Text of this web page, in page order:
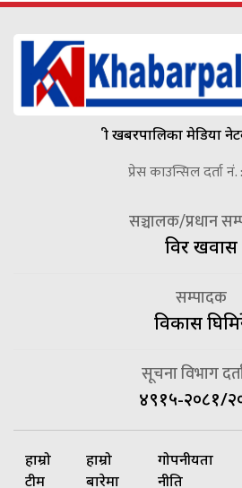
श्री खबरपालिका मेडिया
प्रेस काउन्सिल दर्ता
सञ्चालक/प्रधान
विदुर खवास
सम्पादक
विकास
सूचना विभाग
४९१५-२०८१/
हाम्रो
टीम
हाम्रो
बारेमा
गोपनीयता
नीति